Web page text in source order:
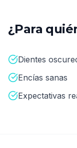
¿Para
Dientes
Encías sanas
Expectativas